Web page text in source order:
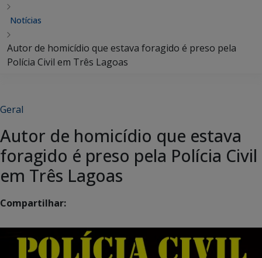
Notícias
Autor de homicídio que estava foragido é preso pela
Polícia Civil em Três Lagoas
Geral
Autor de homicídio que estava
foragido é preso pela Polícia Civil
em Três Lagoas
Compartilhar: